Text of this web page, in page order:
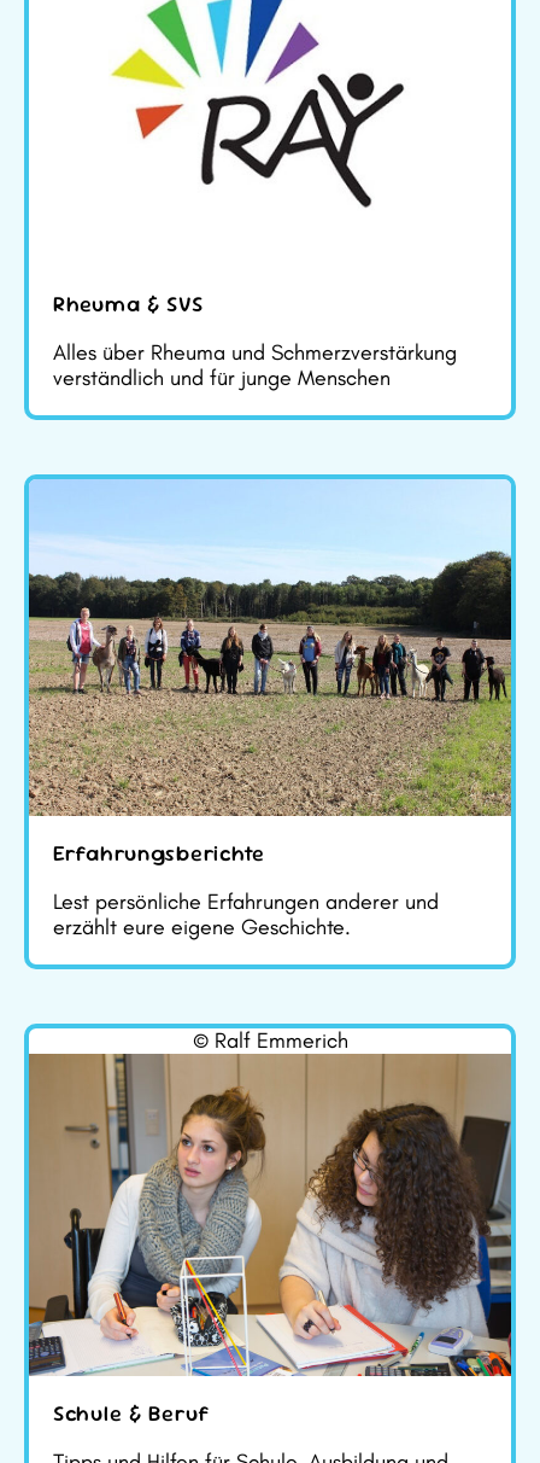
Rheuma & SVS
Alles über Rheuma und Schmerzverstärkung
verständlich und für junge Menschen
Erfahrungsberichte
Lest persönliche Erfahrungen anderer und
erzählt eure eigene Geschichte.
Schule & Beruf
© Ralf Emmerich